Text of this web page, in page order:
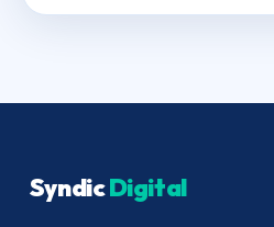
SyndicDigital